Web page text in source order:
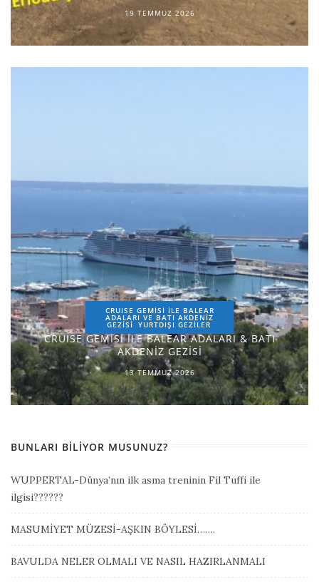
19 TEMMUZ 2026
CRUISE GEMİSİ İLE BALEAR
ADALARI VE BATI AKDENİZ
GEZİSİ YURTDIŞI GEZILER
CRUISE GEMİSİ İLE BALEAR ADALARI & BATI
AKDENİZ GEZİSİ
13 TEMMUZ 2026
BUNLARI BILIYOR MUSUNUZ?
WUPPERTAL-Dünya’nın ilk asma treninin Fil Tuffi ile
ilgisi??????
MASUMİYET MÜZESİ-AŞKIN BÖYLESİ…….
BAVULDA NELER OLMALI VE NASIL HAZIRLANMALI